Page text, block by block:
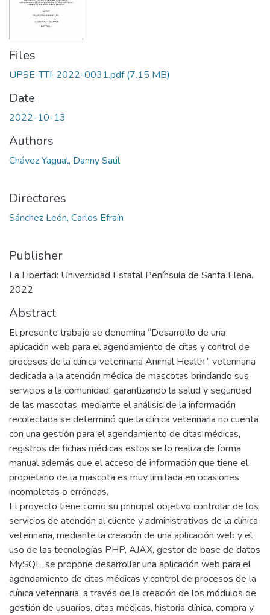
Files
UPSE-TTI-2022-0031.pdf(7.15 MB)
Date
2022-10-13
Authors
Chávez Yagual, Danny Saúl
Directores
Sánchez León, Carlos Efraín
Publisher
La Libertad: Universidad Estatal Península de Santa Elena.
2022
Abstract
El presente trabajo se denomina “Desarrollo de una
aplicación web para el agendamiento de citas y control de
procesos de la clínica veterinaria Animal Health”, veterinaria
dedicada a la atención médica de mascotas brindando sus
servicios a la comunidad, garantizando la salud y seguridad
de las mascotas, mediante el análisis de la información
recolectada se determinó que la clínica veterinaria no cuenta
con una gestión para el agendamiento de citas médicas,
registros de fichas médicas estos se lo realiza de forma
manual además que el acceso de información que tiene el
propietario de la mascota es muy limitada en ocasiones
incompletas o erróneas.
El proyecto tiene como su principal objetivo controlar de los
servicios de atención al cliente y administrativos de la clínica
veterinaria, mediante la creación de una aplicación web y el
uso de las tecnologías PHP, AJAX, gestor de base de datos
MySQL, se propone desarrollar una aplicación web para el
agendamiento de citas médicas y control de procesos de la
clínica veterinaria, a través de la creación de los módulos de
gestión de usuarios, citas médicas, historia clínica, compra y